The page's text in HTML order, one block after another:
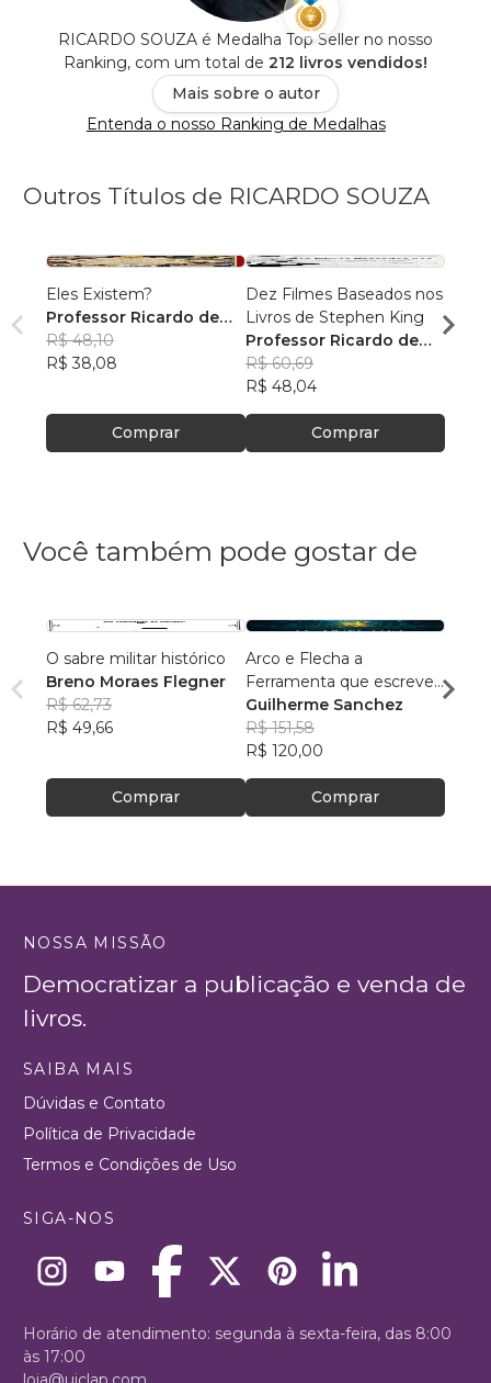
RICARDO SOUZA é Medalha Top Seller no nosso
Ranking, com um total de 212 livros vendidos!
Mais sobre o autor
Entenda o nosso Ranking de Medalhas
Outros Títulos de RICARDO SOUZA
Eles Existem?
Professor Ricardo de
Souza
R$ 48,10
R$ 38,08
Comprar
Dez Filmes Baseados nos
Livros de Stephen King
Professor Ricardo de
Souza
R$ 60,69
R$ 48,04
Comprar
R$
Você também pode gostar de
O sabre militar histórico
Breno Moraes Flegner
R$ 62,73
R$ 49,66
Comprar
Arco e Flecha a
Ferramenta que escreveu
a História da Humanidade
Guilherme Sanchez
R$ 151,58
R$ 120,00
Comprar
R$
NOSSA MISSÃO
Democratizar a publicação e venda de
livros.
SAIBA MAIS
Dúvidas e Contato
Política de Privacidade
Termos e Condições de Uso
SIGA-NOS
Horário de atendimento: segunda à sexta-feira, das 8:00
às 17:00